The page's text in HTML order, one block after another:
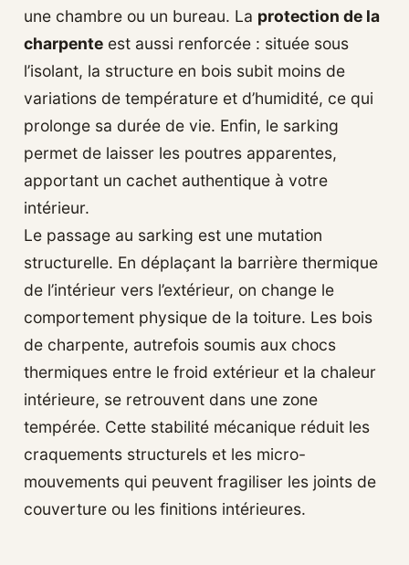
une chambre ou un bureau. La protection de la
charpente est aussi renforcée : située sous
l’isolant, la structure en bois subit moins de
variations de température et d’humidité, ce qui
prolonge sa durée de vie. Enfin, le sarking
permet de laisser les poutres apparentes,
apportant un cachet authentique à votre
intérieur.
Le passage au sarking est une mutation
structurelle. En déplaçant la barrière thermique
de l’intérieur vers l’extérieur, on change le
comportement physique de la toiture. Les bois
de charpente, autrefois soumis aux chocs
thermiques entre le froid extérieur et la chaleur
intérieure, se retrouvent dans une zone
tempérée. Cette stabilité mécanique réduit les
craquements structurels et les micro-
mouvements qui peuvent fragiliser les joints de
couverture ou les finitions intérieures.